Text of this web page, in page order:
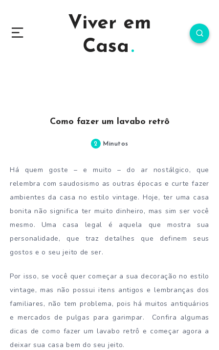
Viver em
Casa
Como fazer um lavabo retrô
2 Minutos
Há quem goste – e muito – do ar nostálgico, que
relembra com saudosismo as outras épocas e curte fazer
ambientes da casa no estilo vintage. Hoje, ter uma casa
bonita não significa ter muito dinheiro, mas sim ser você
mesmo. Uma casa legal é aquela que mostra sua
personalidade, que traz detalhes que definem seus
gostos e o seu jeito de ser.
Por isso, se você quer começar a sua decoração no estilo
vintage, mas não possui itens antigos e lembranças dos
familiares, não tem problema, pois há muitos antiquários
e mercados de pulgas para garimpar. Confira algumas
dicas de como fazer um lavabo retrô e começar agora a
deixar sua casa bem do seu jeito.